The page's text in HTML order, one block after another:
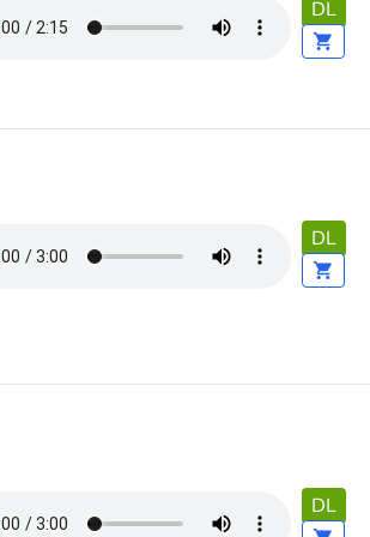
DL
DL
DL